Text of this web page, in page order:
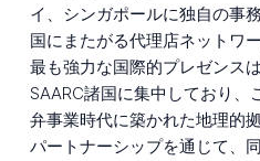
イ、シンガポールに独自の事
国にまたがる代理店ネットワ
最も強力な国際的プレゼンス
SAARC諸国に集中しており、
弁事業時代に築かれた地理的
パートナーシップを通じて、